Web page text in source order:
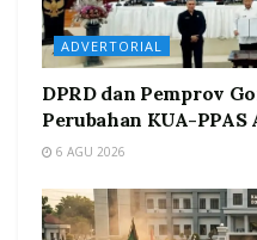
ADVERTORIAL
DPRD dan Pemprov
Perubahan KUA-PPAS
6 AGU 2026